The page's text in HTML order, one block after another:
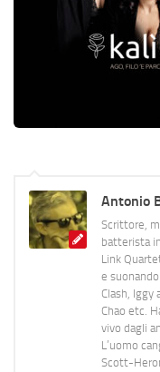
Antonio
Scrittore,
batterista
Link
e
Clash, Iggy
Chao etc.
vivo dagli
L’uomo
Scott-